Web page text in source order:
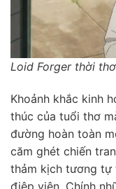
Loid Forger thời
Khoảnh khắc kinh
thúc của tuổi thơ
đường hoàn toàn
căm ghét chiến
thảm kịch tương tự